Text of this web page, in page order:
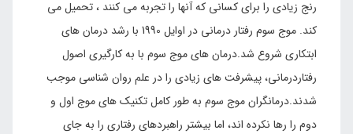
رنج زیادی را برای کسانی که آنها را تجربه می کنند ، تحمیل می
کند. موج سوم رفتار درمانی در اوایل 1990 با رشد درمان های
ابتکاری شروع شد.درمان های موج سوم با به کارگیری اصول
رفتاردرمانی، پیشرفت های زیادی را در علم روان شناسی موجب
شدند.درمانگران موج سوم به طور کامل تکنیک های موج اول و
دوم را رها نکرده اند، اما بیشتر راهبردهای رفتاری را به جای